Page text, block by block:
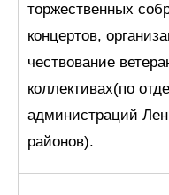
торжественных
концертов,
чествование
коллективах(по
администраций
районов).